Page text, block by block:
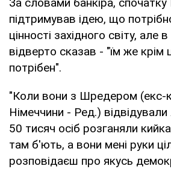
підтримував ідею, що
цінності західного світу, але
відверто сказав - "їм же крім
потрібен".
"Коли вони з Шредером (екс-
Німеччини - Ред.)
50 тисяч осіб розганяли
там б'ють, а вони мені руки
розповідаєш про якусь